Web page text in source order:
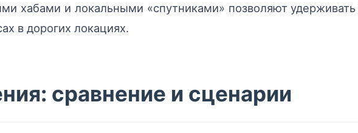
хабами и локальными «спутниками» позволяют
в дорогих локациях.
сравнение и сценарии